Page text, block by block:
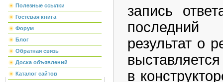
Полезные ссылки
Гостевая книга
Форум
Блог
Обратная связь
Доска объявлений
Каталог сайтов
запись
последний
результат о
в